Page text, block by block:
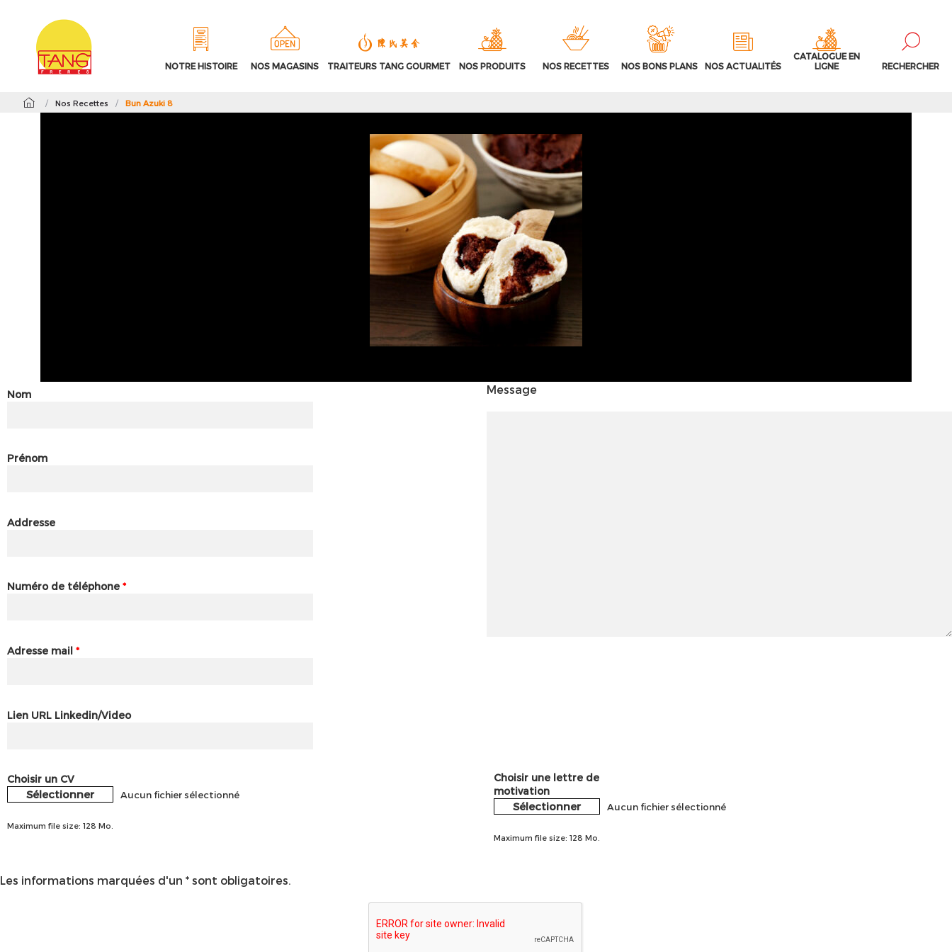
NOTRE HISTOIRE NOS MAGASINS TRAITEURS TANG GOURMET NOS PRODUITS NOS RECETTES NOS BONS PLANS NOS ACTUALITÉS
CATALOGUE EN
LIGNE
RECHERCHER
/ Nos Recettes / Bun Azuki 8
Nom
Prénom
Addresse
Numéro de téléphone *
Adresse mail *
Lien URL Linkedin/Video
Message
Choisir un CV
Sélectionner Aucun fichier sélectionné
Maximum file size: 128 Mo.
Choisir une lettre de
motivation
Sélectionner Aucun fichier sélectionné
Maximum file size: 128 Mo.
Les informations marquées d'un * sont obligatoires.